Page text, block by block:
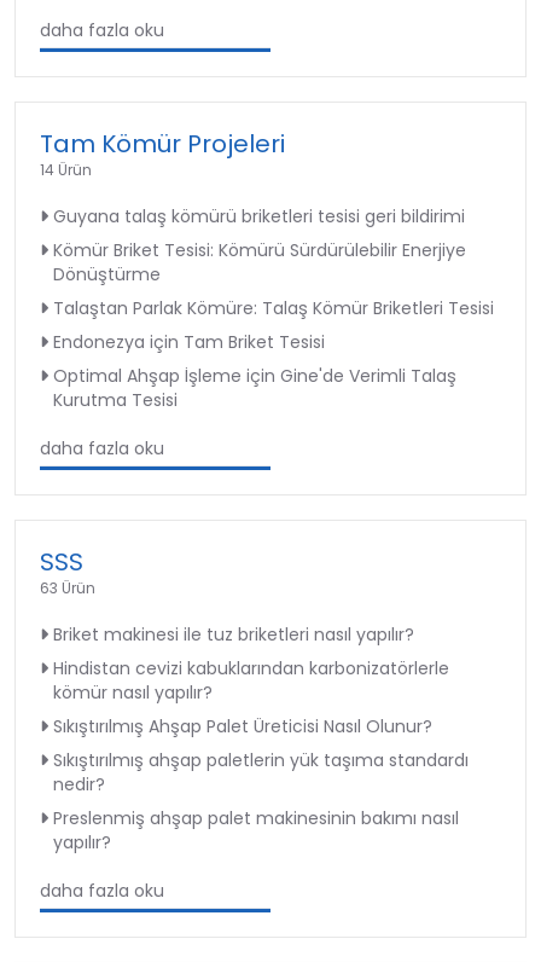
daha fazla oku
Tam Kömür Projeleri
14 Ürün
Guyana talaş kömürü briketleri tesisi geri bildirimi
Kömür Briket Tesisi: Kömürü Sürdürülebilir Enerjiye
Dönüştürme
Talaştan Parlak Kömüre: Talaş Kömür Briketleri Tesisi
Endonezya için Tam Briket Tesisi
Optimal Ahşap İşleme için Gine'de Verimli Talaş
Kurutma Tesisi
daha fazla oku
SSS
63 Ürün
Briket makinesi ile tuz briketleri nasıl yapılır?
Hindistan cevizi kabuklarından karbonizatörlerle
kömür nasıl yapılır?
Sıkıştırılmış Ahşap Palet Üreticisi Nasıl Olunur?
Sıkıştırılmış ahşap paletlerin yük taşıma standardı
nedir?
Preslenmiş ahşap palet makinesinin bakımı nasıl
yapılır?
daha fazla oku